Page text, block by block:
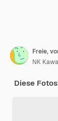
NK
Diese